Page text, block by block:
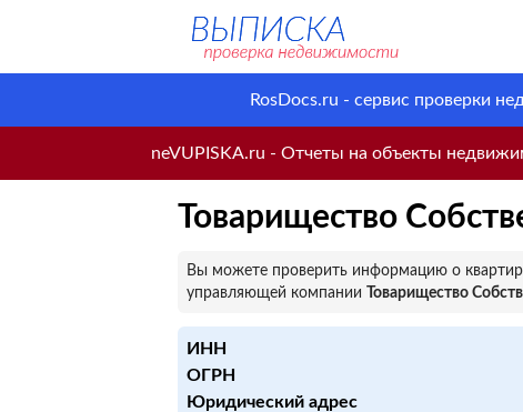
RosDocs.ru - сервис проверки
neVUPISKA.ru - Отчеты на объекты
Товарищество
Вы можете проверить информацию о
управляющей компании
Товарищество
ИНН
ОГРН
Юридический адрес